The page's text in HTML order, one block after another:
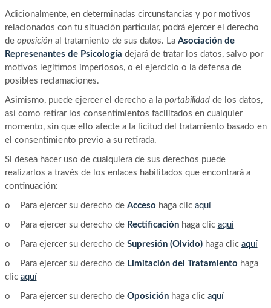
Adicionalmente, en determinadas circunstancias y por motivos
relacionados con tu situación particular, podrá ejercer el derecho
de oposición al tratamiento de sus datos. La Asociación de
Represenantes de Psicología dejará de tratar los datos, salvo por
motivos legítimos imperiosos, o el ejercicio o la defensa de
posibles reclamaciones.
Asimismo, puede ejercer el derecho a la portabilidadde los datos,
así como retirar los consentimientos facilitados en cualquier
momento, sin que ello afecte a la licitud del tratamiento basado en
el consentimiento previo a su retirada.
Si desea hacer uso de cualquiera de sus derechos puede
realizarlos a través de los enlaces habilitados que encontrará a
continuación:
o Para ejercer su derecho de Acceso haga clic aquí
o Para ejercer su derecho de Rectificaciónhaga clic aquí
o Para ejercer su derecho de Supresión (Olvido)haga clic aquí
o Para ejercer su derecho de Limitación del Tratamiento haga
clic aquí
o Para ejercer su derecho de Oposiciónhaga clic aquí